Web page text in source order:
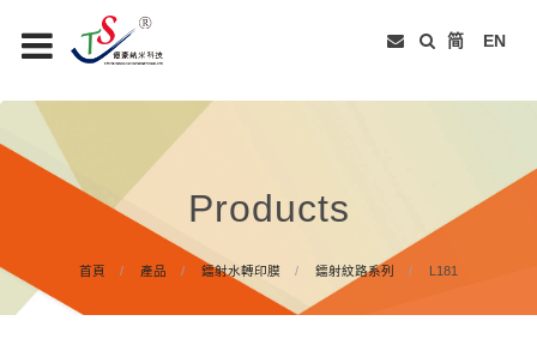
EN
简
Products
首頁 產品 鐳射水轉印膜 鐳射紋路系列 L181